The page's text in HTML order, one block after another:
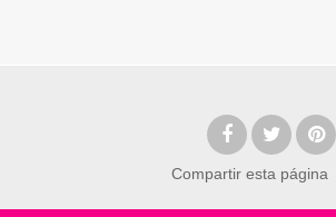
Compartir esta página